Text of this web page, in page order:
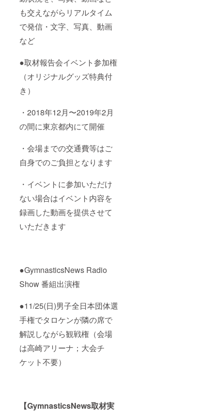
も交えながらリアルタイム
で発信・文字、写真、動画
など
●取材報告会イベント参加権
（オリジナルグッズ特典付
き）
・2018年12月〜2019年2月
の間に東京都内にて開催
・会場までの交通費等はご
自身でのご負担となります
・イベントに参加いただけ
ない場合はイベント内容を
録画した動画を提供させて
いただきます
●GymnasticsNews Radio
Show 番組出演権
●11/25(日)男子全日本団体選
手権でタロケンが隣の席で
解説しながら観戦権（会場
は高崎アリーナ；大会チ
ケット不要）
【GymnasticsNews取材実